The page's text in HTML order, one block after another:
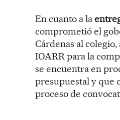
En cuanto a la
comprometió el
Cárdenas al
IOARR para la
se encuentra en
presupuestal y que
proceso de